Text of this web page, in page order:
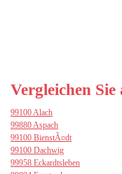
Vergleichen
99100 Alach
99880 Aspach
99100 BienstÃ¤dt
99100 Dachwig
99958 Eckardtsleben